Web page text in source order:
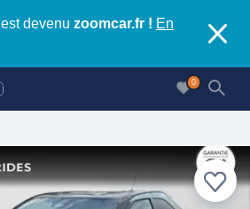
est devenu zoomcar.fr ! En
0